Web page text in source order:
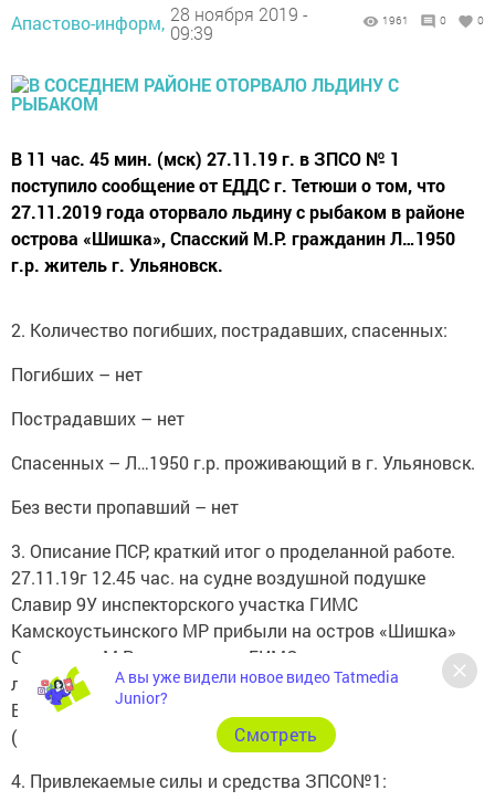
Апастово-информ, 28 ноября 2019 -
09:39
1961 0 0
В 11 час. 45 мин. (мск) 27.11.19 г. в ЗПСО № 1
поступило сообщение от ЕДДС г. Тетюши о том, что
27.11.2019 года оторвало льдину с рыбаком в районе
острова «Шишка», Спасский М.Р. гражданин Л…1950
г.р. житель г. Ульяновск.
2. Количество погибших, пострадавших, спасенных:
Погибших – нет
Пострадавших – нет
Спасенных – Л…1950 г.р. проживающий в г. Ульяновск.
Без вести пропавший – нет
3. Описание ПСР, краткий итог о проделанной работе.
27.11.19г 12.45 час. на судне воздушной подушке
Славир 9У инспекторского участка ГИМС
Камскоустьинского МР прибыли на остров «Шишка»
Спасского М.Р. совместно с ГИМС, эвакуировали с
льдины рыбака, переправили пострадавшего в
Болгары на пристань и передали начальнику ПСЧ -132
(Болгары).
4. Привлекаемые силы и средства ЗПСО№1:
А вы уже видели новое видео Tatmedia
Junior?
Cмотреть